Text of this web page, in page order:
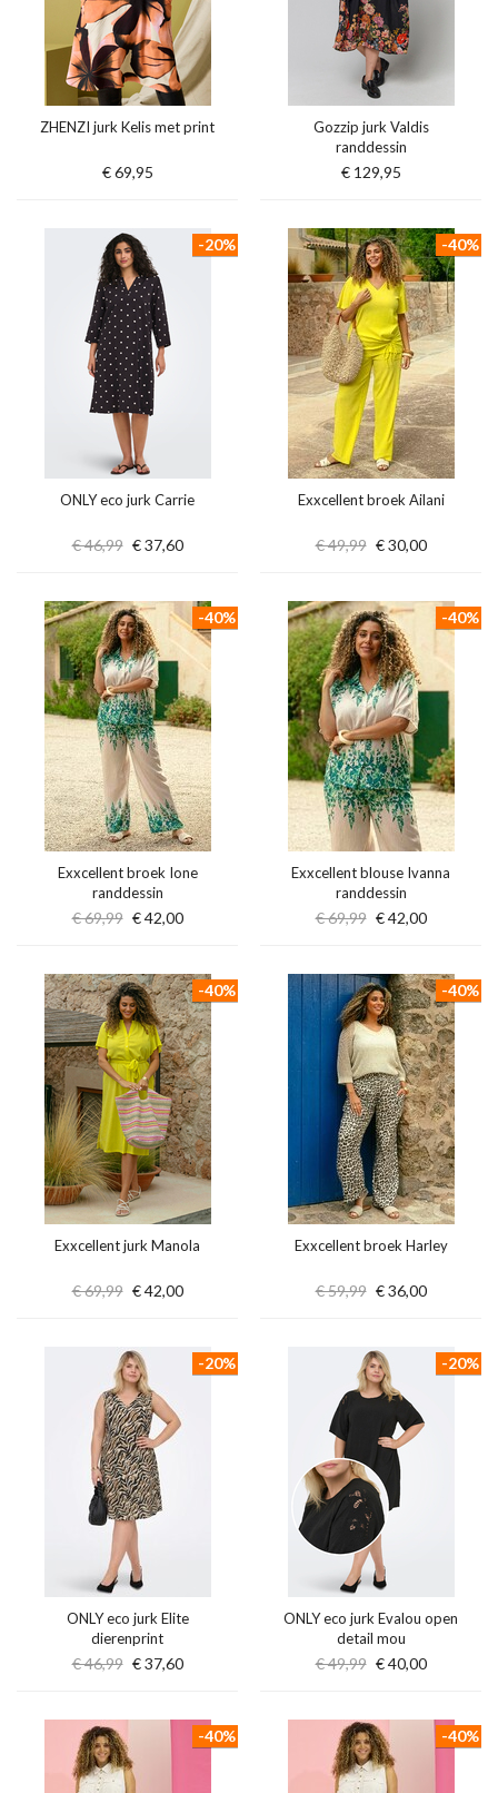
ZHENZI jurk Kelis met print
€ 69,95
Gozzip jurk Valdis
randdessin
€ 129,95
ONLY eco jurk Carrie
€ 46,99 € 37,60
-20%
Exxcellent broek Ailani
€ 49,99 € 30,00
-40%
Exxcellent broek Ione
randdessin
€ 69,99 € 42,00
-40%
Exxcellent blouse Ivanna
randdessin
€ 69,99 € 42,00
-40%
Exxcellent jurk Manola
€ 69,99 € 42,00
-40%
Exxcellent broek Harley
€ 59,99 € 36,00
-40%
ONLY eco jurk Elite
dierenprint
€ 46,99 € 37,60
-20%
ONLY eco jurk Evalou open
detail mou
€ 49,99 € 40,00
-20%
-40% -40%